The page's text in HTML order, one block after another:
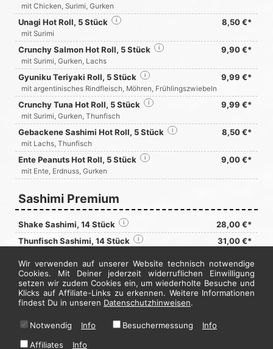
mit Chicken, Surimi, Gurken
Unagi Hot Roll, 5 Stück 8,50 €*
i
mit Surimi
Crunchy Salmon Hot Roll, 5 Stück 9,90 €*
i
mit Surimi, Gurken, Lachs
Gyuniku Teriyaki Roll, 5 Stück 9,99 €*
i
mit argentinisches Rindfleisch, Möhren, Frühlingszwiebeln
Crunchy Tuna Hot Roll, 5 Stück 9,99 €*
i
mit Surimi, Gurken, Thunfisch
Gebackene Sashimi Hot Roll, 5 Stück 8,50 €*
i
mit Lachs, Thunfisch
Ente Peanuts Hot Roll, 5 Stück 9,00 €*
i
mit Ente, Erdnuss, Gurken
Sashimi Premium
Shake Sashimi, 14 Stück 28,00 €*
i
Thunfisch Sashimi, 14 Stück 31,00 €*
i
Jetzt hier bestellen
* Alle Preise in Euro inkl. gesetzl. MwSt. Abbildungen können ggf. abweichen.
Wir verwenden auf unserer Website technisch notwendige
Cookies. Mit Deiner jederzeit widerruflichen Einwilligung
setzen wir zudem Cookies ein, um wiederholte Besuche und
Klicks auf Affiliate-Links zu erkennen. Weitere Informationen
findest Du in unseren Datenschutzhinweisen.
Notwendig Info Besuchermessung
Info
Affiliates
Info